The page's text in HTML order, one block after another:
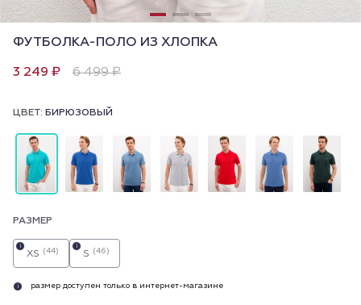
ФУТБОЛКА-ПОЛО ИЗ ХЛОПКА
3 249 ₽ 6 499 ₽
ЦВЕТ: БИРЮЗОВЫЙ
РАЗМЕР
XS (44)
i
S (46)
i
i размер доступен только в интернет-магазине